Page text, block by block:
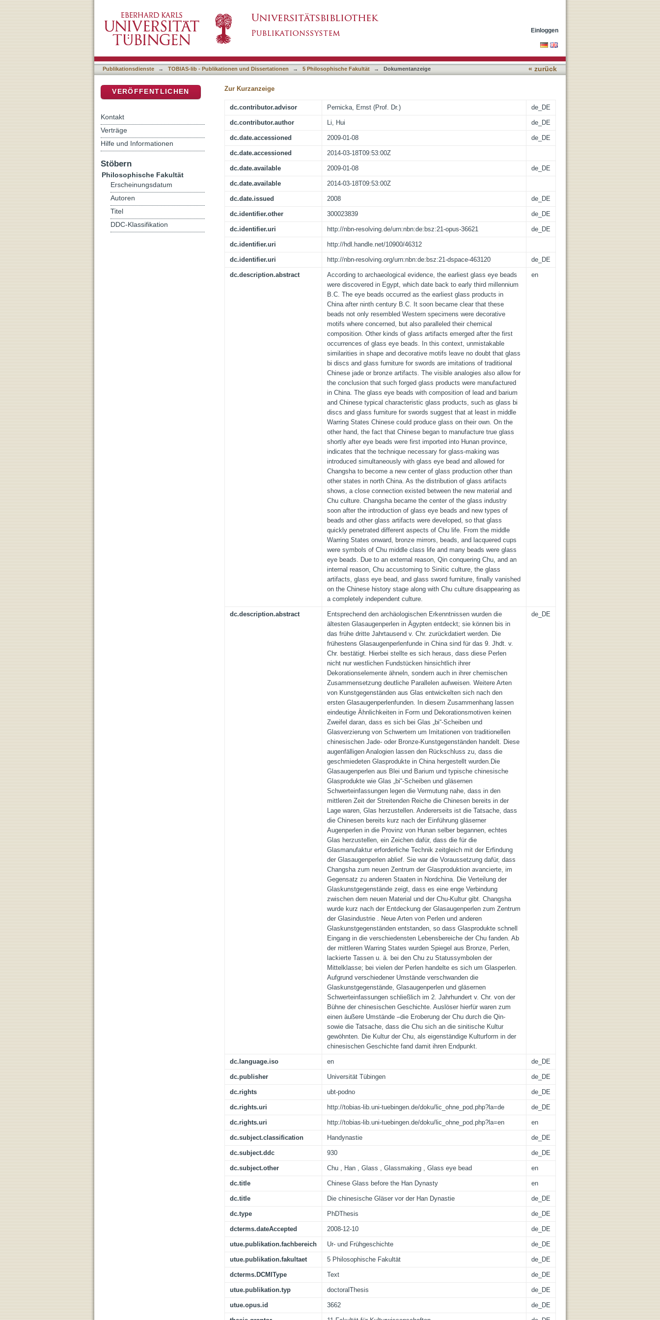
Einloggen
Publikationsdienste → TOBIAS-lib - Publikationen und Dissertationen → 5 Philosophische Fakultät → Dokumentanzeige « zurück
Zur Kurzanzeige
dc.contributor.advisor Pernicka, Ernst (Prof. Dr.) de_DE
dc.contributor.author Li, Hui de_DE
dc.date.accessioned 2009-01-08 de_DE
dc.date.accessioned 2014-03-18T09:53:00Z
dc.date.available 2009-01-08 de_DE
dc.date.available 2014-03-18T09:53:00Z
dc.date.issued 2008 de_DE
dc.identifier.other 300023839 de_DE
dc.identifier.uri http://nbn-resolving.de/urn:nbn:de:bsz:21-opus-36621 de_DE
dc.identifier.uri http://hdl.handle.net/10900/46312
dc.identifier.uri http://nbn-resolving.org/urn:nbn:de:bsz:21-dspace-463120 de_DE
dc.description.abstract
According to archaeological evidence, the earliest glass eye beads
were discovered in Egypt, which date back to early third millennium
B.C. The eye beads occurred as the earliest glass products in
China after ninth century B.C. It soon became clear that these
beads not only resembled Western specimens were decorative
motifs where concerned, but also paralleled their chemical
composition. Other kinds of glass artifacts emerged after the first
occurrences of glass eye beads. In this context, unmistakable
similarities in shape and decorative motifs leave no doubt that glass
bi discs and glass furniture for swords are imitations of traditional
Chinese jade or bronze artifacts. The visible analogies also allow for
the conclusion that such forged glass products were manufactured
in China. The glass eye beads with composition of lead and barium
and Chinese typical characteristic glass products, such as glass bi
discs and glass furniture for swords suggest that at least in middle
Warring States Chinese could produce glass on their own. On the
other hand, the fact that Chinese began to manufacture true glass
shortly after eye beads were first imported into Hunan province,
indicates that the technique necessary for glass-making was
introduced simultaneously with glass eye bead and allowed for
Changsha to become a new center of glass production other than
other states in north China. As the distribution of glass artifacts
shows, a close connection existed between the new material and
Chu culture. Changsha became the center of the glass industry
soon after the introduction of glass eye beads and new types of
beads and other glass artifacts were developed, so that glass
quickly penetrated different aspects of Chu life. From the middle
Warring States onward, bronze mirrors, beads, and lacquered cups
were symbols of Chu middle class life and many beads were glass
eye beads. Due to an external reason, Qin conquering Chu, and an
internal reason, Chu accustoming to Sinitic culture, the glass
artifacts, glass eye bead, and glass sword furniture, finally vanished
on the Chinese history stage along with Chu culture disappearing as
a completely independent culture.
en
dc.description.abstract
Entsprechend den archäologischen Erkenntnissen wurden die
ältesten Glasaugenperlen in Ägypten entdeckt; sie können bis in
das frühe dritte Jahrtausend v. Chr. zurückdatiert werden. Die
frühestens Glasaugenperlenfunde in China sind für das 9. Jhdt. v.
Chr. bestätigt. Hierbei stellte es sich heraus, dass diese Perlen
nicht nur westlichen Fundstücken hinsichtlich ihrer
Dekorationselemente ähneln, sondern auch in ihrer chemischen
Zusammensetzung deutliche Parallelen aufweisen. Weitere Arten
von Kunstgegenständen aus Glas entwickelten sich nach den
ersten Glasaugenperlenfunden. In diesem Zusammenhang lassen
eindeutige Ähnlichkeiten in Form und Dekorationsmotiven keinen
Zweifel daran, dass es sich bei Glas „bi“-Scheiben und
Glasverzierung von Schwertern um Imitationen von traditionellen
chinesischen Jade- oder Bronze-Kunstgegenständen handelt. Diese
augenfälligen Analogien lassen den Rückschluss zu, dass die
geschmiedeten Glasprodukte in China hergestellt wurden.Die
Glasaugenperlen aus Blei und Barium und typische chinesische
Glasprodukte wie Glas „bi“-Scheiben und gläsernen
Schwerteinfassungen legen die Vermutung nahe, dass in den
mittleren Zeit der Streitenden Reiche die Chinesen bereits in der
Lage waren, Glas herzustellen. Andererseits ist die Tatsache, dass
die Chinesen bereits kurz nach der Einführung gläserner
Augenperlen in die Provinz von Hunan selber begannen, echtes
Glas herzustellen, ein Zeichen dafür, dass die für die
Glasmanufaktur erforderliche Technik zeitgleich mit der Erfindung
der Glasaugenperlen ablief. Sie war die Voraussetzung dafür, dass
Changsha zum neuen Zentrum der Glasproduktion avancierte, im
Gegensatz zu anderen Staaten in Nordchina. Die Verteilung der
Glaskunstgegenstände zeigt, dass es eine enge Verbindung
zwischen dem neuen Material und der Chu-Kultur gibt. Changsha
wurde kurz nach der Entdeckung der Glasaugenperlen zum Zentrum
der Glasindustrie . Neue Arten von Perlen und anderen
Glaskunstgegenständen entstanden, so dass Glasprodukte schnell
Eingang in die verschiedensten Lebensbereiche der Chu fanden. Ab
der mittleren Warring States wurden Spiegel aus Bronze, Perlen,
lackierte Tassen u. ä. bei den Chu zu Statussymbolen der
Mittelklasse; bei vielen der Perlen handelte es sich um Glasperlen.
Aufgrund verschiedener Umstände verschwanden die
Glaskunstgegenstände, Glasaugenperlen und gläsernen
Schwerteinfassungen schließlich im 2. Jahrhundert v. Chr. von der
Bühne der chinesischen Geschichte. Auslöser hierfür waren zum
einen äußere Umstände –die Eroberung der Chu durch die Qin-
sowie die Tatsache, dass die Chu sich an die sinitische Kultur
gewöhnten. Die Kultur der Chu, als eigenständige Kulturform in der
chinesischen Geschichte fand damit ihren Endpunkt.
de_DE
dc.language.iso en de_DE
dc.publisher Universität Tübingen de_DE
dc.rights ubt-podno de_DE
dc.rights.uri http://tobias-lib.uni-tuebingen.de/doku/lic_ohne_pod.php?la=de de_DE
dc.rights.uri http://tobias-lib.uni-tuebingen.de/doku/lic_ohne_pod.php?la=en en
dc.subject.classification Handynastie de_DE
dc.subject.ddc 930 de_DE
dc.subject.other Chu , Han , Glass , Glassmaking , Glass eye bead en
dc.title Chinese Glass before the Han Dynasty en
dc.title Die chinesische Gläser vor der Han Dynastie de_DE
dc.type PhDThesis de_DE
dcterms.dateAccepted 2008-12-10 de_DE
utue.publikation.fachbereich Ur- und Frühgeschichte de_DE
utue.publikation.fakultaet 5 Philosophische Fakultät de_DE
dcterms.DCMIType Text de_DE
utue.publikation.typ doctoralThesis de_DE
utue.opus.id 3662 de_DE
VERÖFFENTLICHEN
Kontakt
Verträge
Hilfe und Informationen
Stöbern
Philosophische Fakultät
Erscheinungsdatum
Autoren
Titel
DDC-Klassifikation